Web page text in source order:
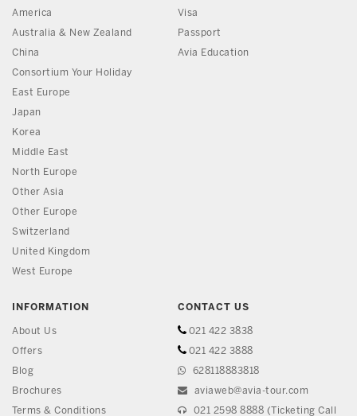
America
Australia & New Zealand
China
Consortium Your Holiday
East Europe
Japan
Korea
Middle East
North Europe
Other Asia
Other Europe
Switzerland
United Kingdom
West Europe
Visa
Passport
Avia Education
INFORMATION
About Us
Offers
Blog
Brochures
Terms & Conditions
CONTACT US
021 422 3838
021 422 3888
628118883818
aviaweb@avia-tour.com
021 2598 8888 (Ticketing Call